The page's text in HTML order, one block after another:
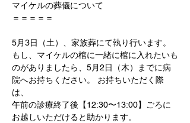
マイケルの葬儀について
＝＝＝＝＝
5月3日（土）、家族葬にて執り行います。
もし、マイケルの棺に一緒に棺に入れたいも
のがありましたら、5月2日（木）までに病
院へお持ちください。 お持ちいただく際
は、
午前の診療終了後【12:30〜13:00】ごろに
お越しいただけると助かります。